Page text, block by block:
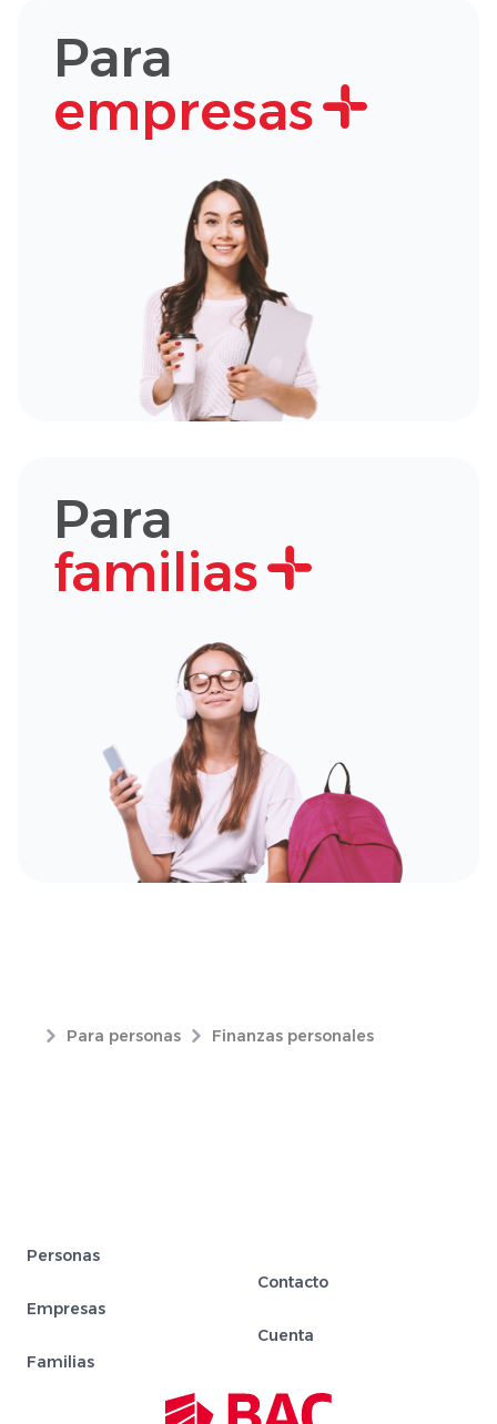
Para
empresas
Para
familias
Para personas Finanzas personales
Personas
Empresas
Familias
Contacto
Cuenta